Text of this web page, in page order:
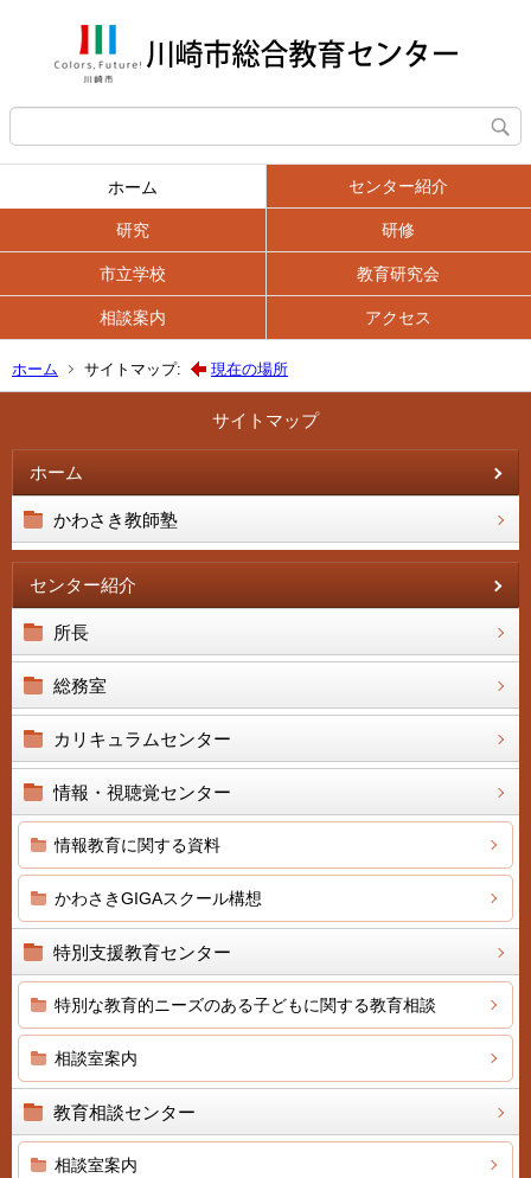
ホーム センター紹介
研究 研修
市立学校 教育研究会
相談案内 アクセス
ホーム サイトマップ: 現在の場所
サイトマップ
ホーム
かわさき教師塾
センター紹介
所長
総務室
カリキュラムセンター
情報・視聴覚センター
情報教育に関する資料
かわさきGIGAスクール構想
特別支援教育センター
特別な教育的ニーズのある子どもに関する教育相談
相談室案内
教育相談センター
相談室案内